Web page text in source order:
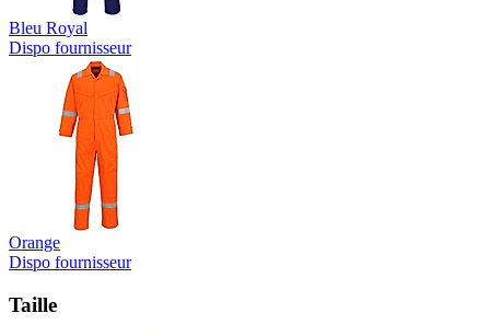
Bleu Royal
Dispo fournisseur
Orange
Dispo fournisseur
Taille